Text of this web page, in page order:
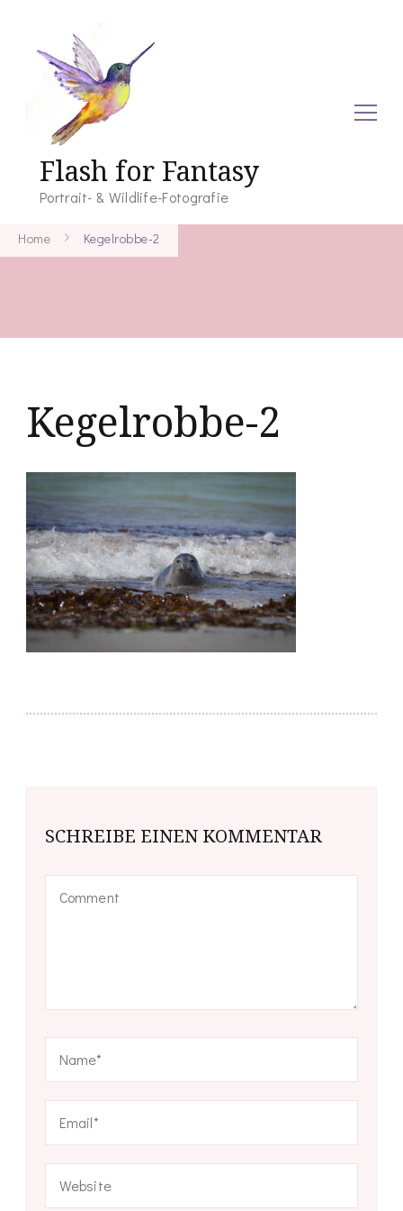
Flash for Fantasy
Portrait- & Wildlife-Fotografie
Home Kegelrobbe-2
Kegelrobbe-2
SCHREIBE EINEN KOMMENTAR